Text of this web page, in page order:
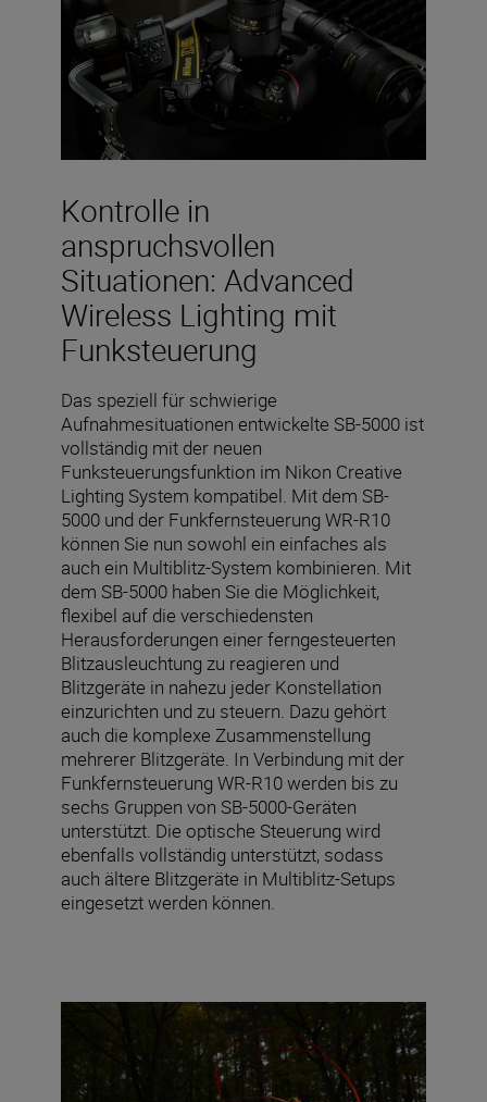
Kontrolle in
anspruchsvollen
Situationen: Advanced
Wireless Lighting mit
Funksteuerung
Das speziell für schwierige
Aufnahmesituationen entwickelte SB-5000 ist
vollständig mit der neuen
Funksteuerungsfunktion im Nikon Creative
Lighting System kompatibel. Mit dem SB-
5000 und der Funkfernsteuerung WR-R10
können Sie nun sowohl ein einfaches als
auch ein Multiblitz-System kombinieren. Mit
dem SB-5000 haben Sie die Möglichkeit,
flexibel auf die verschiedensten
Herausforderungen einer ferngesteuerten
Blitzausleuchtung zu reagieren und
Blitzgeräte in nahezu jeder Konstellation
einzurichten und zu steuern. Dazu gehört
auch die komplexe Zusammenstellung
mehrerer Blitzgeräte. In Verbindung mit der
Funkfernsteuerung WR-R10 werden bis zu
sechs Gruppen von SB-5000-Geräten
unterstützt. Die optische Steuerung wird
ebenfalls vollständig unterstützt, sodass
auch ältere Blitzgeräte in Multiblitz-Setups
eingesetzt werden können.